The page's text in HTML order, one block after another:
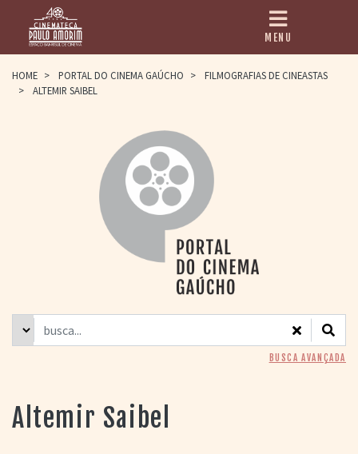
HOME
PAULO AMORIM
> HOMENAGEADOS
> EQUIPE
> ASSOCIAÇÃO DOS
> BIBLIOTECA
ROMEU GRIMALDI
> GRADE SEMANAL
> PREÇOS E
DESCONTOS
PORTAL DO
CINEMA GAÚCHO
MENU
HOME > PORTAL DO CINEMA GAÚCHO >
FILMOGRAFIAS DE CINEASTAS
>
ALTEMIR SAIBEL
BUSCA AVANÇADA
Altemir Saibel